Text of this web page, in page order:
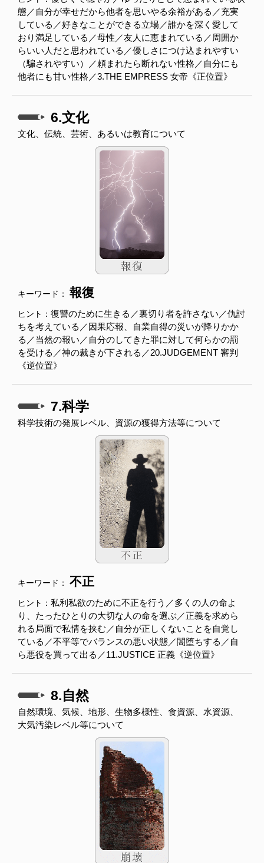
態／自分が幸せだから他者を思いやる余裕がある／充実
している／好きなことができる立場／誰かを深く愛して
おり満足している／母性／友人に恵まれている／周囲か
らいい人だと思われている／優しさにつけ込まれやすい
（騙されやすい）／頼まれたら断れない性格／自分にも
他者にも甘い性格／3.THE EMPRESS 女帝《正位置》
6.文化
文化、伝統、芸術、あるいは教育について
キーワード： 報復
ヒント： 復讐のために生きる／裏切り者を許さない／仇討
ちを考えている／因果応報、自業自得の災いが降りかか
る／当然の報い／自分のしてきた罪に対して何らかの罰
を受ける／神の裁きが下される／20.JUDGEMENT 審判
《逆位置》
7.科学
科学技術の発展レベル、資源の獲得方法等について
キーワード： 不正
ヒント： 私利私欲のために不正を行う／多くの人の命よ
り、たったひとりの大切な人の命を選ぶ／正義を求めら
れる局面で私情を挟む／自分が正しくないことを自覚し
ている／不平等でバランスの悪い状態／闇堕ちする／自
ら悪役を買って出る／11.JUSTICE 正義《逆位置》
8.自然
自然環境、気候、地形、生物多様性、食資源、水資源、
大気汚染レベル等について